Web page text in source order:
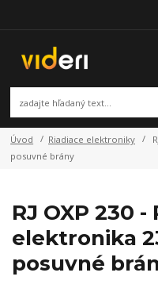
Úvod Riadiace elektroniky
posuvné brány
RJ OXP 230 -
elektronika
posuvné